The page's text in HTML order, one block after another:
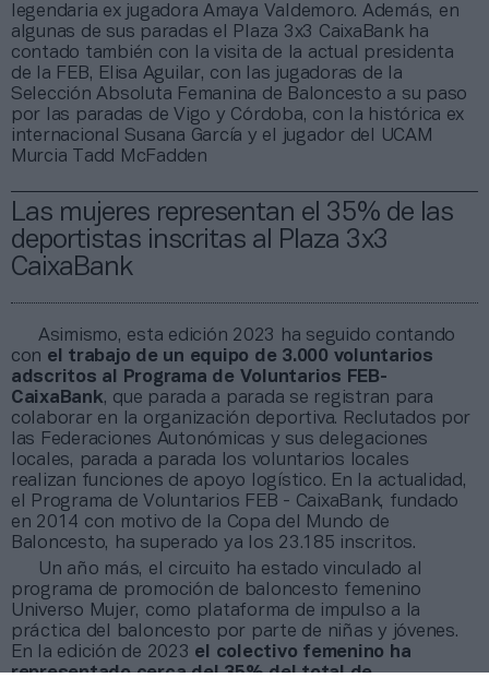
legendaria ex jugadora Amaya Valdemoro. Además, en
algunas de sus paradas el Plaza 3x3 CaixaBank ha
contado también con la visita de la actual presidenta
de la FEB, Elisa Aguilar, con las jugadoras de la
Selección Absoluta Femanina de Baloncesto a su paso
por las paradas de Vigo y Córdoba, con la histórica ex
internacional Susana García y el jugador del UCAM
Murcia Tadd McFadden
Las mujeres representan el 35% de las
deportistas inscritas al Plaza 3x3
CaixaBank
Asimismo, esta edición 2023 ha seguido contando
con el trabajo de un equipo de 3.000 voluntarios
adscritos al Programa de Voluntarios FEB-
CaixaBank, que parada a parada se registran para
colaborar en la organización deportiva. Reclutados por
las Federaciones Autonómicas y sus delegaciones
locales, parada a parada los voluntarios locales
realizan funciones de apoyo logístico. En la actualidad,
el Programa de Voluntarios FEB - CaixaBank, fundado
en 2014 con motivo de la Copa del Mundo de
Baloncesto, ha superado ya los 23.185 inscritos.
Un año más, el circuito ha estado vinculado al
programa de promoción de baloncesto femenino
Universo Mujer, como plataforma de impulso a la
práctica del baloncesto por parte de niñas y jóvenes.
En la edición de 2023 el colectivo femenino ha
representado cerca del 35% del total de